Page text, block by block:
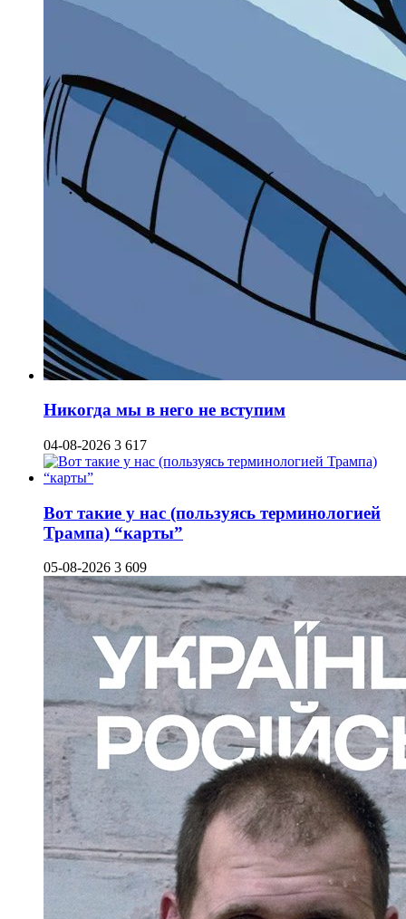
Никогда мы в него не вступим
04-08-2026 3 617
Вот такие у нас (пользуясь терминологией
Трампа) “карты”
05-08-2026 3 609